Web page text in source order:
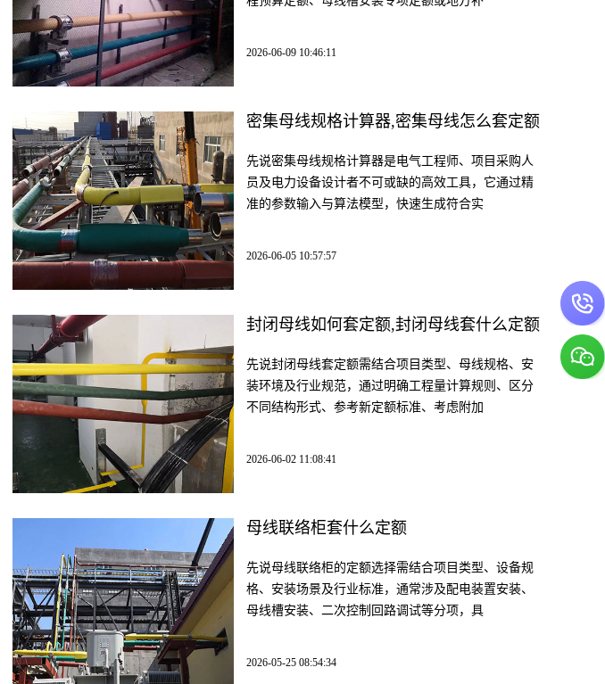
2026-06-09 10:46:11
密集母线规格计算器,密集母线怎么套定额
先说密集母线规格计算器是电气工程师、项目采购人
员及电力设备设计者不可或缺的高效工具，它通过精
准的参数输入与算法模型，快速生成符合实
2026-06-05 10:57:57
封闭母线如何套定额,封闭母线套什么定额
先说封闭母线套定额需结合项目类型、母线规格、安
装环境及行业规范，通过明确工程量计算规则、区分
不同结构形式、参考新定额标准、考虑附加
2026-06-02 11:08:41
母线联络柜套什么定额
先说母线联络柜的定额选择需结合项目类型、设备规
格、安装场景及行业标准，通常涉及配电装置安装、
母线槽安装、二次控制回路调试等分项，具
2026-05-25 08:54:34